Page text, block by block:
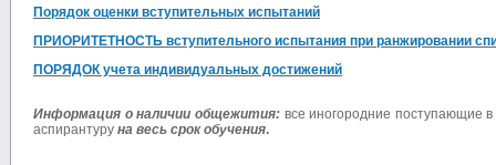
Порядок оценки вступительных испытаний
ПРИОРИТЕТНОСТЬ вступительного испытания при ранжировании
ПОРЯДОК учета индивидуальных достижений
Информация о наличии общежития: все иногородние поступающие
аспирантуру на весь срок обучения.